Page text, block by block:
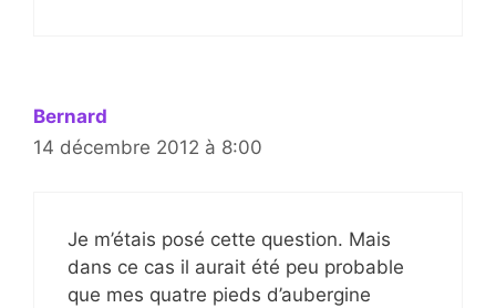
Bernard
14 décembre 2012 à 8:00
Je m’étais posé cette question. Mais
dans ce cas il aurait été peu probable
que mes quatre pieds d’aubergine